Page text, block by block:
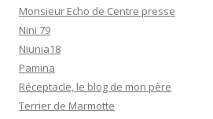
Monsieur Echo de Centre presse
Nini 79
Niunia18
Pamina
Réceptacle, le blog de mon père
Terrier de Marmotte